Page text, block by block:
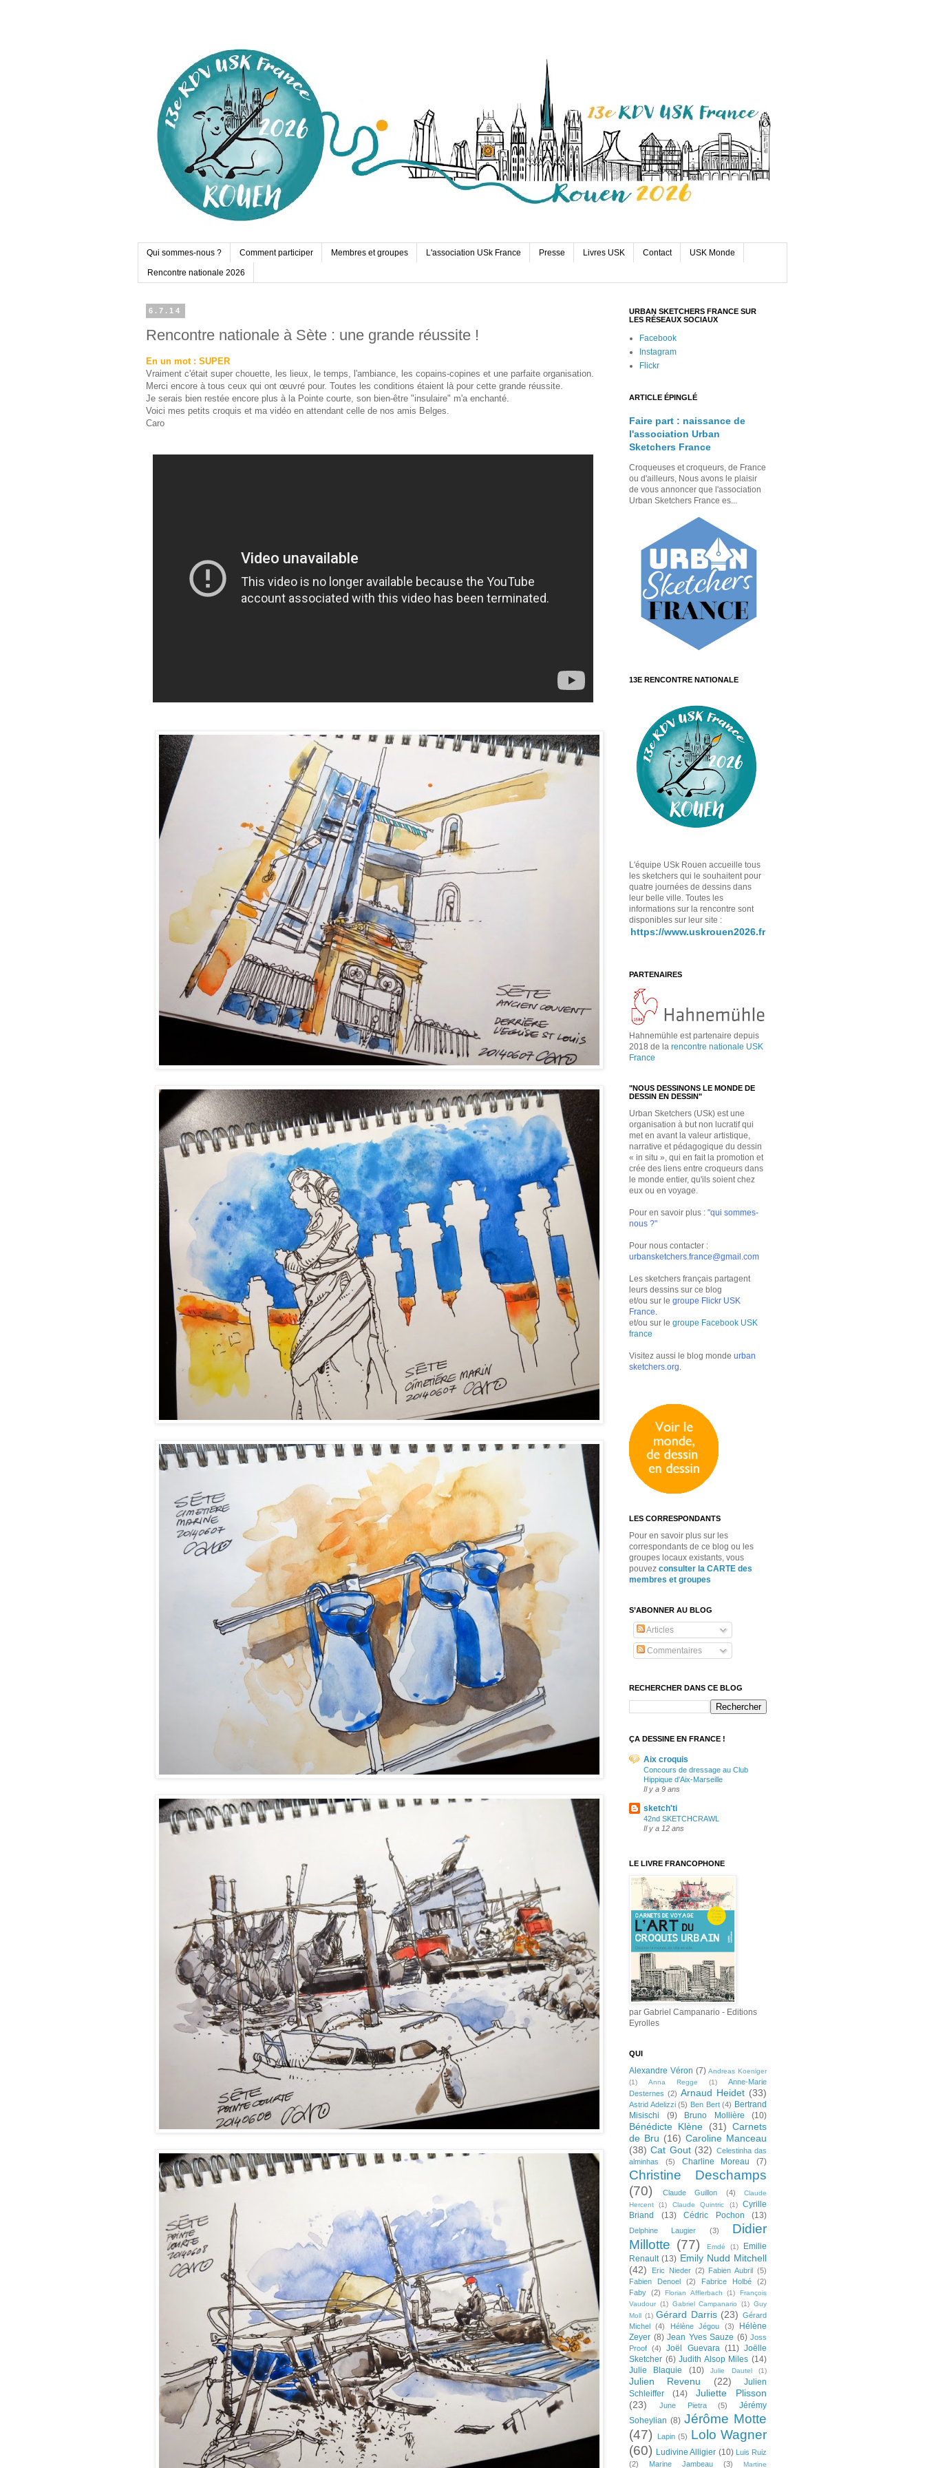
Qui sommes-nous ? Comment participer Membres et groupes L'association USk France Presse Livres USK Contact USK Monde
Rencontre nationale 2026
6.7.14
Rencontre nationale à Sète : une grande réussite !
En un mot : SUPER
Vraiment c'était super chouette, les lieux, le temps, l'ambiance, les copains-copines et une parfaite organisation.
Merci encore à tous ceux qui ont œuvré pour. Toutes les conditions étaient là pour cette grande réussite.
Je serais bien restée encore plus à la Pointe courte, son bien-être "insulaire" m'a enchanté.
Voici mes petits croquis et ma vidéo en attendant celle de nos amis Belges.
Caro
URBAN SKETCHERS FRANCE SUR
LES RÉSEAUX SOCIAUX
Facebook
Instagram
Flickr
ARTICLE ÉPINGLÉ
Faire part : naissance de
l'association Urban
Sketchers France
Croqueuses et croqueurs, de France
ou d'ailleurs, Nous avons le plaisir
de vous annoncer que l'association
Urban Sketchers France es...
13E RENCONTRE NATIONALE
L'équipe USk Rouen accueille tous
les sketchers qui le souhaitent pour
quatre journées de dessins dans
leur belle ville. Toutes les
informations sur la rencontre sont
disponibles sur leur site :
https://www.uskrouen2026.fr
PARTENAIRES
Hahnemühle est partenaire depuis
2018 de la rencontre nationale USK
France
"NOUS DESSINONS LE MONDE DE
DESSIN EN DESSIN"
Urban Sketchers (USk) est une
organisation à but non lucratif qui
met en avant la valeur artistique,
narrative et pédagogique du dessin
« in situ », qui en fait la promotion et
crée des liens entre croqueurs dans
le monde entier, qu'ils soient chez
eux ou en voyage.
Pour en savoir plus : "qui sommes-
nous ?"
Pour nous contacter :
urbansketchers.france@gmail.com
Les sketchers français partagent
leurs dessins sur ce blog
et/ou sur le groupe Flickr USK
France
et/ou sur le groupe Facebook USK
france
Visitez aussi le blog monde urban
sketchers.org
LES CORRESPONDANTS
Pour en savoir plus sur les
correspondants de ce blog ou les
groupes locaux existants, vous
pouvez consulter la CARTE des
membres et groupes
S’ABONNER AU BLOG
Articles
Commentaires
RECHERCHER DANS CE BLOG
ÇA DESSINE EN FRANCE !
Aix croquis
Concours de dressage au Club
Hippique d'Aix-Marseille
Il y a 9 ans
sketch'ti
42nd SKETCHCRAWL
Il y a 12 ans
LE LIVRE FRANCOPHONE
par Gabriel Campanario - Editions
Eyrolles
QUI
Alexandre Véron (7) Andreas Koeniger
(1)
Anna Regge (1)
Anne-Marie
Desternes (2) Arnaud Heidet (33)
Astrid Adelizzi (5) Ben Bert (4) Bertrand
Misischi
(9) Bruno Mollière (10)
Bénédicte Klène (31) Carnets
de Bru (16) Caroline Manceau
(38) Cat Gout (32) Celestinha das
alminhas
(5) Charline Moreau (7)
Christine Deschamps
(70)
Claude Guillon (4)
Claude
Hercent
(1) Claude Quintric (1)
Cyrille
Briand
(13) Cédric Pochon (13)
Delphine Laugier (3)
Didier
Millotte (77) Emdé (1)
Emilie
Renault (13) Emily Nudd Mitchell
(42)
Eric Nieder (2) Fabien Aubril (5)
Fabien Denoel
(2) Fabrice Holbé
(2)
Faby (2) Florian Afflerbach (1)
François
Vaudour (1) Gabriel Campanario (1) Guy
Moll (1) Gérard Darris (23) Gérard
Michel
(4) Hélène Jégou (3)
Hélène
Zeyer (8) Jean Yves Sauze (6) Joss
Proof
(4) Joël Guevara (11) Joëlle
Sketcher (6) Judith Alsop Miles (14)
Julie Blaquie
(10) Julie Dautel (1)
Julien Revenu (22)
Julien
Schleiffer
(14)
Juliette Plisson
(23)
June Pietra (5)
Jérémy
Soheylian (8) Jérôme Motte
(47)
Lapin (5) Lolo Wagner
(60) Ludivine Alligier (10) Luis Ruiz
(2)
Marine Jambeau (3) Martine